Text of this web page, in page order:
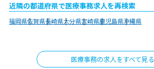
近隣の都道府県で医療事務求人を再検索
福岡県佐賀県長崎県大分県宮崎県鹿児島県沖縄県
医療事務の求人をすべて見る